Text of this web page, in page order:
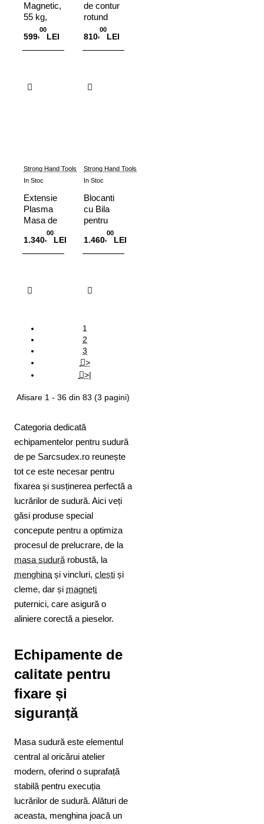
Categoria dedicată
echipamentelor pentru sudură
de pe Sarcsudex.ro reunește
tot ce este necesar pentru
fixarea și susținerea perfectă a
lucrărilor de sudură. Aici veți
găsi produse special
concepute pentru a optimiza
procesul de prelucrare, de la
masa sudură robustă, la
menghina și vincluri, clești și
cleme, dar și magneți
puternici, care asigură o
aliniere corectă a pieselor.
Echipamente de
calitate pentru
fixare și
siguranță
Masa sudură este elementul
central al oricărui atelier
modern, oferind o suprafață
stabilă pentru execuția
lucrărilor de sudură. Alături de
aceasta, menghina joacă un
Magnetic,
55 kg,
MS2-80
599,
00
LEI
de contur
rotund
RCM100
810,
00
LEI
Strong Hand Tools
In Stoc
Extensie
Plasma
Masa de
Sudura
Rhino
Cart
1.340,
00
LEI
Strong Hand Tools
In Stoc
Blocanti
cu Bila
pentru
BuildPro /
Rhino
Cart
1.460,
00
LEI
1
2
3
>
>|
Afisare 1 - 36 din 83 (3 pagini)